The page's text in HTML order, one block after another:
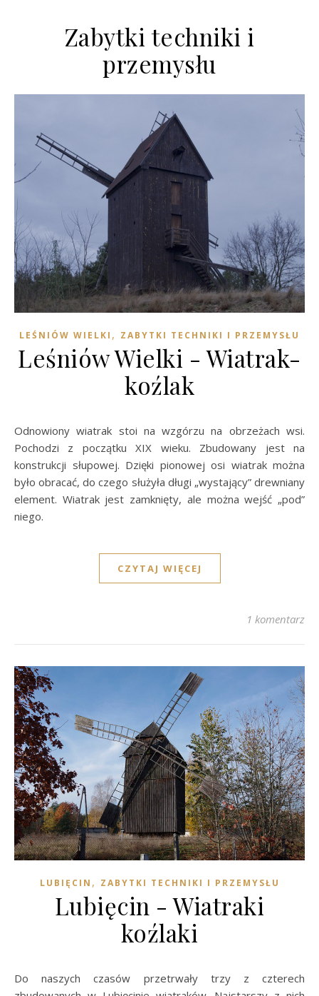
Zabytki techniki i
przemysłu
LEŚNIÓW WIELKI , ZABYTKI TECHNIKI I PRZEMYSŁU
Leśniów Wielki - Wiatrak-
koźlak
Odnowiony wiatrak stoi na wzgórzu na obrzeżach wsi.
Pochodzi z początku XIX wieku. Zbudowany jest na
konstrukcji słupowej. Dzięki pionowej osi wiatrak można
było obracać, do czego służyła długi „wystający” drewniany
element. Wiatrak jest zamknięty, ale można wejść „pod”
niego.
CZYTAJ WIĘCEJ
1 komentarz
LUBIĘCIN , ZABYTKI TECHNIKI I PRZEMYSŁU
Lubięcin - Wiatraki
koźlaki
Do naszych czasów przetrwały trzy z czterech